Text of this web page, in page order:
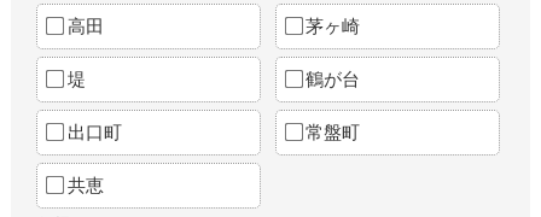
高田 茅ヶ崎
堤 鶴が台
出口町 常盤町
共恵